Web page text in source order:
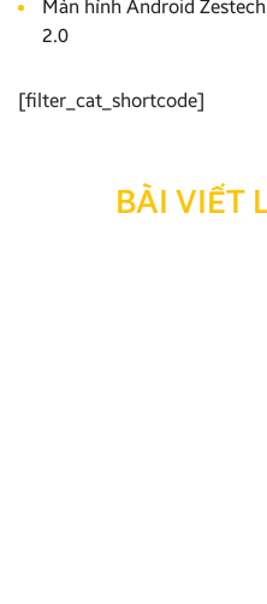
Màn hình Android
2.0
[filter_cat_shortcode]
BÀI VIẾT